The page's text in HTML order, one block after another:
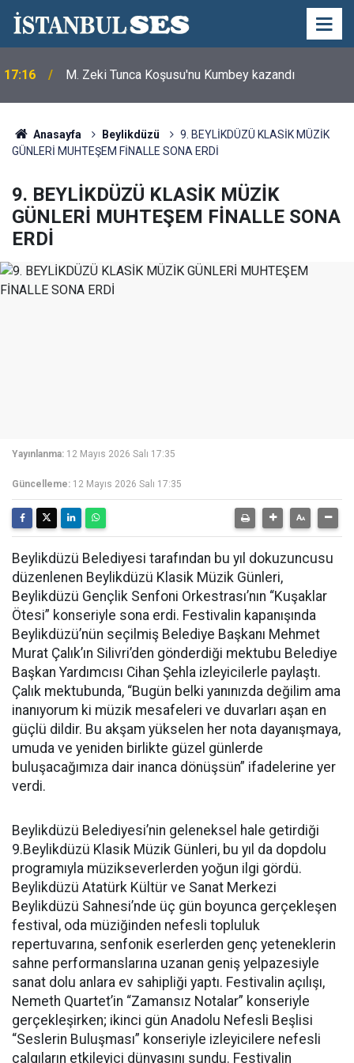
17:16 M. Zeki Tunca Koşusu'nu Kumbey kazandı
Anasayfa Beylikdüzü
9. BEYLİKDÜZÜ KLASİK MÜZİK
GÜNLERİ MUHTEŞEM FİNALLE SONA ERDİ
9. BEYLİKDÜZÜ KLASİK MÜZİK
GÜNLERİ MUHTEŞEM FİNALLE SONA
ERDİ
Yayınlanma: 12 Mayıs 2026 Salı 17:35
Güncelleme: 12 Mayıs 2026 Salı 17:35
Beylikdüzü Belediyesi tarafından bu yıl dokuzuncusu
düzenlenen Beylikdüzü Klasik Müzik Günleri,
Beylikdüzü Gençlik Senfoni Orkestrası’nın “Kuşaklar
Ötesi” konseriyle sona erdi. Festivalin kapanışında
Beylikdüzü’nün seçilmiş Belediye Başkanı Mehmet
Murat Çalık’ın Silivri’den gönderdiği mektubu Belediye
Başkan Yardımcısı Cihan Şehla izleyicilerle paylaştı.
Çalık mektubunda, “Bugün belki yanınızda değilim ama
inanıyorum ki müzik mesafeleri ve duvarları aşan en
güçlü dildir. Bu akşam yükselen her nota dayanışmaya,
umuda ve yeniden birlikte güzel günlerde
buluşacağımıza dair inanca dönüşsün” ifadelerine yer
verdi.
Beylikdüzü Belediyesi’nin geleneksel hale getirdiği
9.Beylikdüzü Klasik Müzik Günleri, bu yıl da dopdolu
programıyla müzikseverlerden yoğun ilgi gördü.
Beylikdüzü Atatürk Kültür ve Sanat Merkezi
Beylikdüzü Sahnesi’nde üç gün boyunca gerçekleşen
festival, oda müziğinden nefesli topluluk
repertuvarına, senfonik eserlerden genç yeteneklerin
sahne performanslarına uzanan geniş yelpazesiyle
sanat dolu anlara ev sahipliği yaptı. Festivalin açılışı,
Nemeth Quartet’in “Zamansız Notalar” konseriyle
gerçekleşirken; ikinci gün Anadolu Nefesli Beşlisi
“Seslerin Buluşması” konseriyle izleyicilere nefesli
çalgıların etkileyici dünyasını sundu. Festivalin